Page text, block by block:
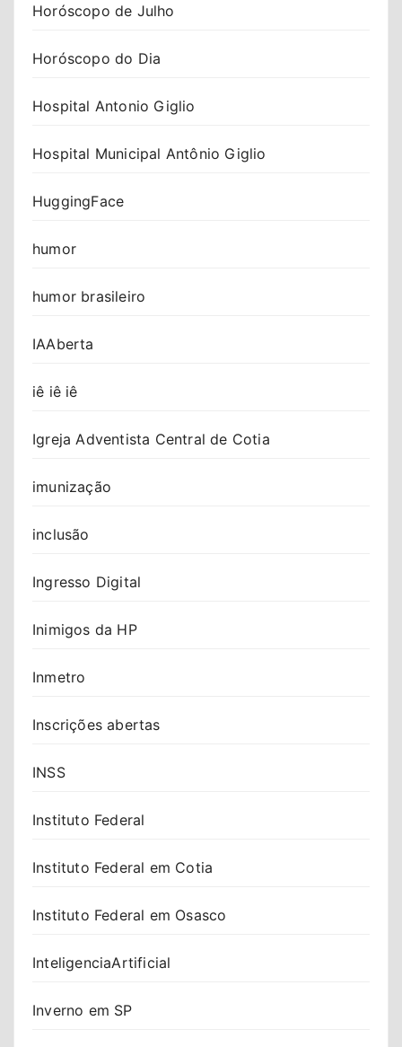
Horóscopo de Julho
Horóscopo do Dia
Hospital Antonio Giglio
Hospital Municipal Antônio Giglio
HuggingFace
humor
humor brasileiro
IAAberta
iê iê iê
Igreja Adventista Central de Cotia
imunização
inclusão
Ingresso Digital
Inimigos da HP
Inmetro
Inscrições abertas
INSS
Instituto Federal
Instituto Federal em Cotia
Instituto Federal em Osasco
InteligenciaArtificial
Inverno em SP